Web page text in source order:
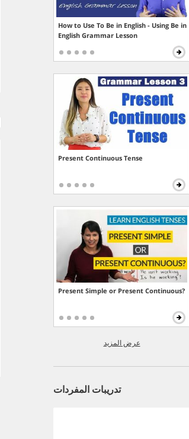
How to Use To Be in English - Using Be in
English Grammar Lesson
Present Continuous Tense
Present Simple or Present Continuous?
عرض المزيد
تدريبات المفردات